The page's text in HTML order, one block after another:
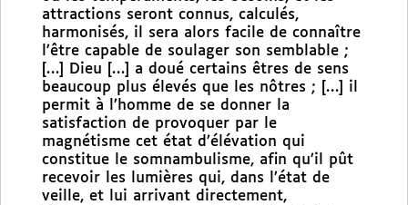
attractions seront connus, calculés,
harmonisés, il sera alors facile de connaître
l’être capable de soulager son semblable ;
[…] Dieu […] a doué certains êtres de sens
beaucoup plus élevés que les nôtres ; […] il
permit à l’homme de se donner la
satisfaction de provoquer par le
magnétisme cet état d’élévation qui
constitue le somnambulisme, afin qu’il pût
recevoir les lumières qui, dans l’état de
veille, et lui arrivant directement,